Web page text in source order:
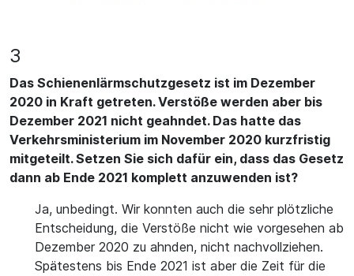
3
Das Schienenlärmschutzgesetz ist im Dezember
2020 in Kraft getreten. Verstöße werden aber bis
Dezember 2021 nicht geahndet. Das hatte das
Verkehrsministerium im November 2020 kurzfristig
mitgeteilt. Setzen Sie sich dafür ein, dass das Gesetz
dann ab Ende 2021 komplett anzuwenden ist?
Ja, unbedingt. Wir konnten auch die sehr plötzliche
Entscheidung, die Verstöße nicht wie vorgesehen ab
Dezember 2020 zu ahnden, nicht nachvollziehen.
Spätestens bis Ende 2021 ist aber die Zeit für die